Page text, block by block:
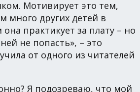
Мотивирует это тем,
много других детей в
практикует за плату – но
не попасть», – это
от одного из читателей
Я подозреваю, что мой